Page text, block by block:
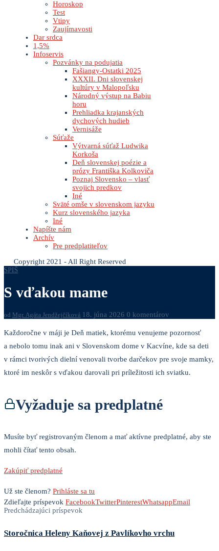
Horoskop
Test
Vtipy
Zaujímavosti
Dar srdca
1,5%
Infoservis
Pozvánky na podujatia
Fašiangy-Ostatki 2025
XXXII. Dni slovenskej
kultúry v Malopoľsku
Národný výstup na Babiu
horu
Prehliadka krajanských
dychových hudieb
Vernisáže
Súťaže
Výtvarná súťaž Ludwika
Korkoša
Deň slovenskej poézie a
prózy Františka Kolkoviča
Poznaj Slovensko – vlasť
svojich predkov
Iné
Sväté omše v slovenskom jazyku
Kurz slovenského jazyka
Iné
Napíšte nám
Archív
Pre predplatiteľov
Copyright 2021 - All Right Reserved
SPIŠ
S vďakou mame
od Mgr. Agáta Jendžejčíková 18. júna 2026 0 komentárov
Každoročne v máji je Deň matiek, ktorému venujeme pozornosť
a nebolo tomu inak ani v Slovenskom dome v Kacvíne, kde sa deti
v rámci tvorivých dielní venovali tvorbe darčekov pre svoje mamky,
ktoré im neskôr s vďakou darovali pri príležitosti ich sviatku.
Vyžaduje sa predplatné
Musíte byť registrovaným členom a mať aktívne predplatné, aby ste
mohli čítať tento obsah.
Zakúpiť predplatné
Už ste členom? Prihláste sa tu
Zdieľajte príspevok FacebookTwitterPinterestWhatsappEmail
Predchádzajúci príspevok
Storočnica Heleny Kaňovej z Pavlíkovho vrchu